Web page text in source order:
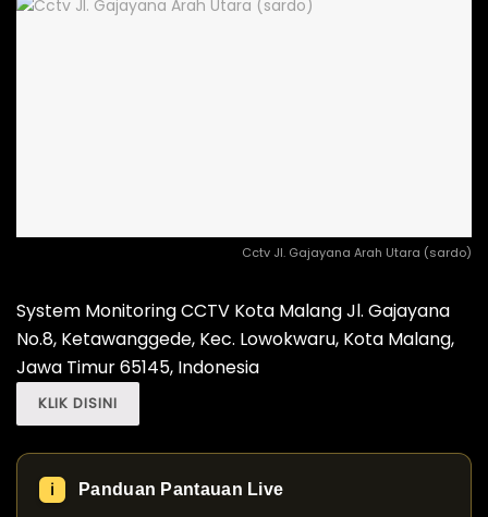
Cctv Jl. Gajayana Arah Utara (sardo)
System Monitoring CCTV Kota Malang Jl. Gajayana
No.8, Ketawanggede, Kec. Lowokwaru, Kota Malang,
Jawa Timur 65145, Indonesia
KLIK DISINI
ℹ️ Panduan Pantauan Live